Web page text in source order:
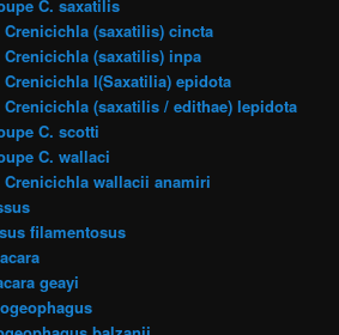
C. saxatilis
Crenicichla (saxatilis) cincta
Crenicichla (saxatilis) inpa
Crenicichla l(Saxatilia) epidota
Crenicichla (saxatilis / edithae) lepidota
C. scotti
C. wallaci
Crenicichla wallacii anamiri
filamentosus
geayi